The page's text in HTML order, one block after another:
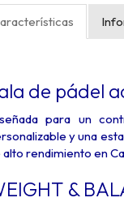
de pádel
para un
y una
alto rendimiento en
&